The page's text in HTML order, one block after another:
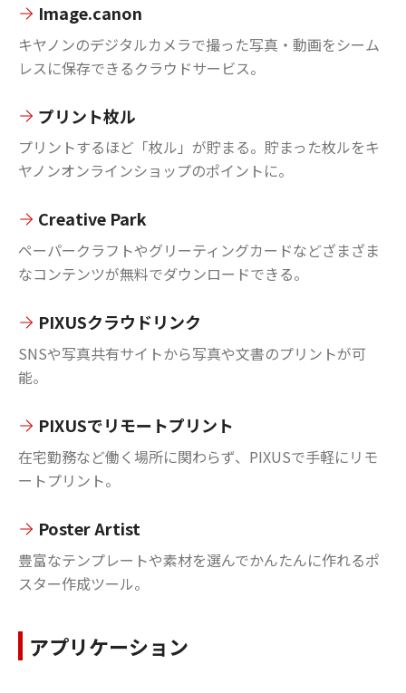
Image.canon
キヤノンのデジタルカメラで撮った写真・動画をシーム
レスに保存できるクラウドサービス。
プリント枚ル
プリントするほど「枚ル」が貯まる。貯まった枚ルをキ
ヤノンオンラインショップのポイントに。
Creative Park
ペーパークラフトやグリーティングカードなどざまざま
なコンテンツが無料でダウンロードできる。
PIXUSクラウドリンク
SNSや写真共有サイトから写真や文書のプリントが可
能。
PIXUSでリモートプリント
在宅勤務など働く場所に関わらず、PIXUSで手軽にリモ
ートプリント。
Poster Artist
豊富なテンプレートや素材を選んでかんたんに作れるポ
スター作成ツール。
アプリケーション